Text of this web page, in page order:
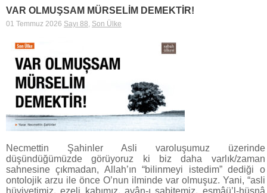
VAR OLMUŞSAM MÜRSELİM DEMEKTİR!
01 Temmuz 2026 Sayı 88, Son Ülke
Necmettin Şahinler Asli varoluşumuz üzerinde
düşündüğümüzde görüyoruz ki biz daha varlık/zaman
sahnesine çıkmadan, Allah’ın “bilinmeyi istedim” dediği o
ontolojik arzu ile önce O’nun ilminde var olmuşuz. Yani, “asli
hüviyetimiz, ezeli kabımız, ayân-ı sabitemiz, esmâü’l-hüsnâ